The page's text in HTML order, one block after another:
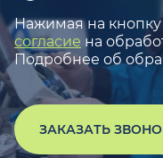
Нажимая на кнопку
согласие на
Подробнее об
ЗАКАЗАТЬ